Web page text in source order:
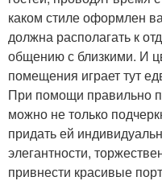
каком стиле оформлен
должна располагать к
общению с близкими. И
помещения играет тут
При помощи правильно
можно не только
придать ей
элегантности,
привнести красивые